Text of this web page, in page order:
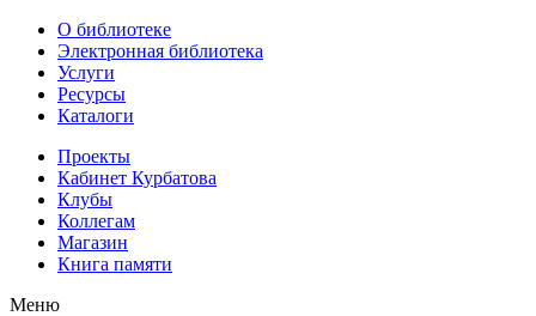
О библиотеке
Электронная библиотека
Услуги
Ресурсы
Каталоги
Проекты
Кабинет Курбатова
Клубы
Коллегам
Магазин
Книга памяти
Меню